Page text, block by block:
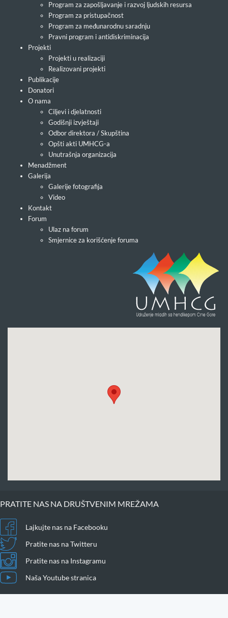
Program za zapošljavanje i razvoj ljudskih resursa
Program za pristupačnost
Program za međunarodnu saradnju
Pravni program i antidiskriminacija
Projekti
Projekti u realizaciji
Realizovani projekti
Publikacije
Donatori
O nama
Ciljevi i djelatnosti
Godišnji izvještaji
Odbor direktora / Skupština
Opšti akti UMHCG-a
Unutrašnja organizacija
Menadžment
Galerija
Galerije fotografija
Video
Kontakt
Forum
Ulaz na forum
Smjernice za korišćenje foruma
PRATITE NAS NA DRUŠTVENIM MREŽAMA
Lajkujte nas na Facebooku
Pratite nas na Twitteru
Pratite nas na Instagramu
Naša Youtube stranica